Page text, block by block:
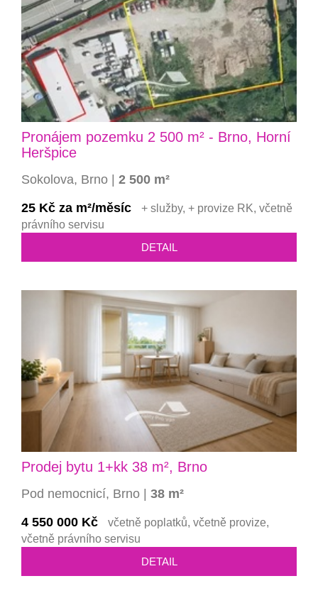
Pronájem pozemku 2 500 m² - Brno, Horní
Heršpice
Sokolova, Brno | 2 500 m²
25 Kč za m²/měsíc
+ služby, + provize RK, včetně
právního servisu
DETAIL
Prodej bytu 1+kk 38 m², Brno
Pod nemocnicí, Brno | 38 m²
4 550 000 Kč
včetně poplatků, včetně provize,
včetně právního servisu
DETAIL